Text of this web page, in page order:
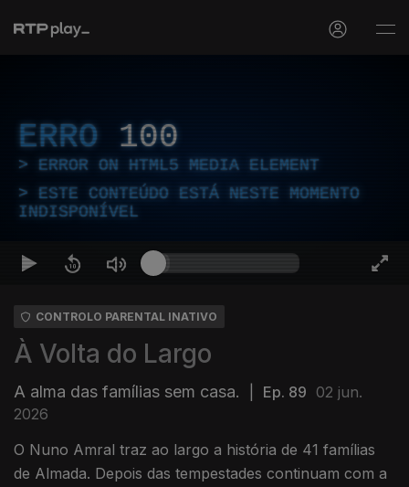
ERRO 100
ERROR ON HTML5 MEDIA ELEMENT
ESTE CONTEÚDO ESTÁ NESTE MOMENTO
INDISPONÍVEL
CONTROLO PARENTAL INATIVO
À Volta do Largo
A alma das famílias sem casa. Ep. 89 02 jun.
2026
O Nuno Amral traz ao largo a história de 41 famílias
de Almada. Depois das tempestades continuam com a